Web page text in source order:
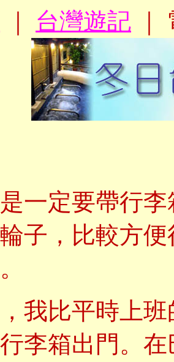
台灣遊記 ｜
一定要帶行
子，比較方
我比平時上
李箱出門。